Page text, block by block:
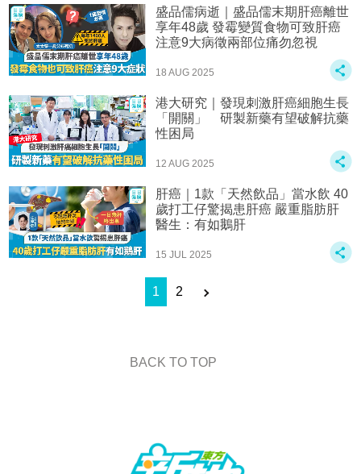
盛品儒病逝｜盛品儒末期肝癌離世
享年48歲 發霉變質食物可致肝癌
注意9大病徵兩部位痛勿忽視
18 AUG 2025
港大研究｜發現刺激肝癌細胞生長
「開關」 研製新藥有望破解抗藥
性困局
12 AUG 2025
肝癌｜1款「天然飲品」當水飲 40
歲打工仔驚揭患肝癌 嚴重脂肪肝
醫生：有如鵝肝
15 JUL 2025
1 2
BACK TO TOP